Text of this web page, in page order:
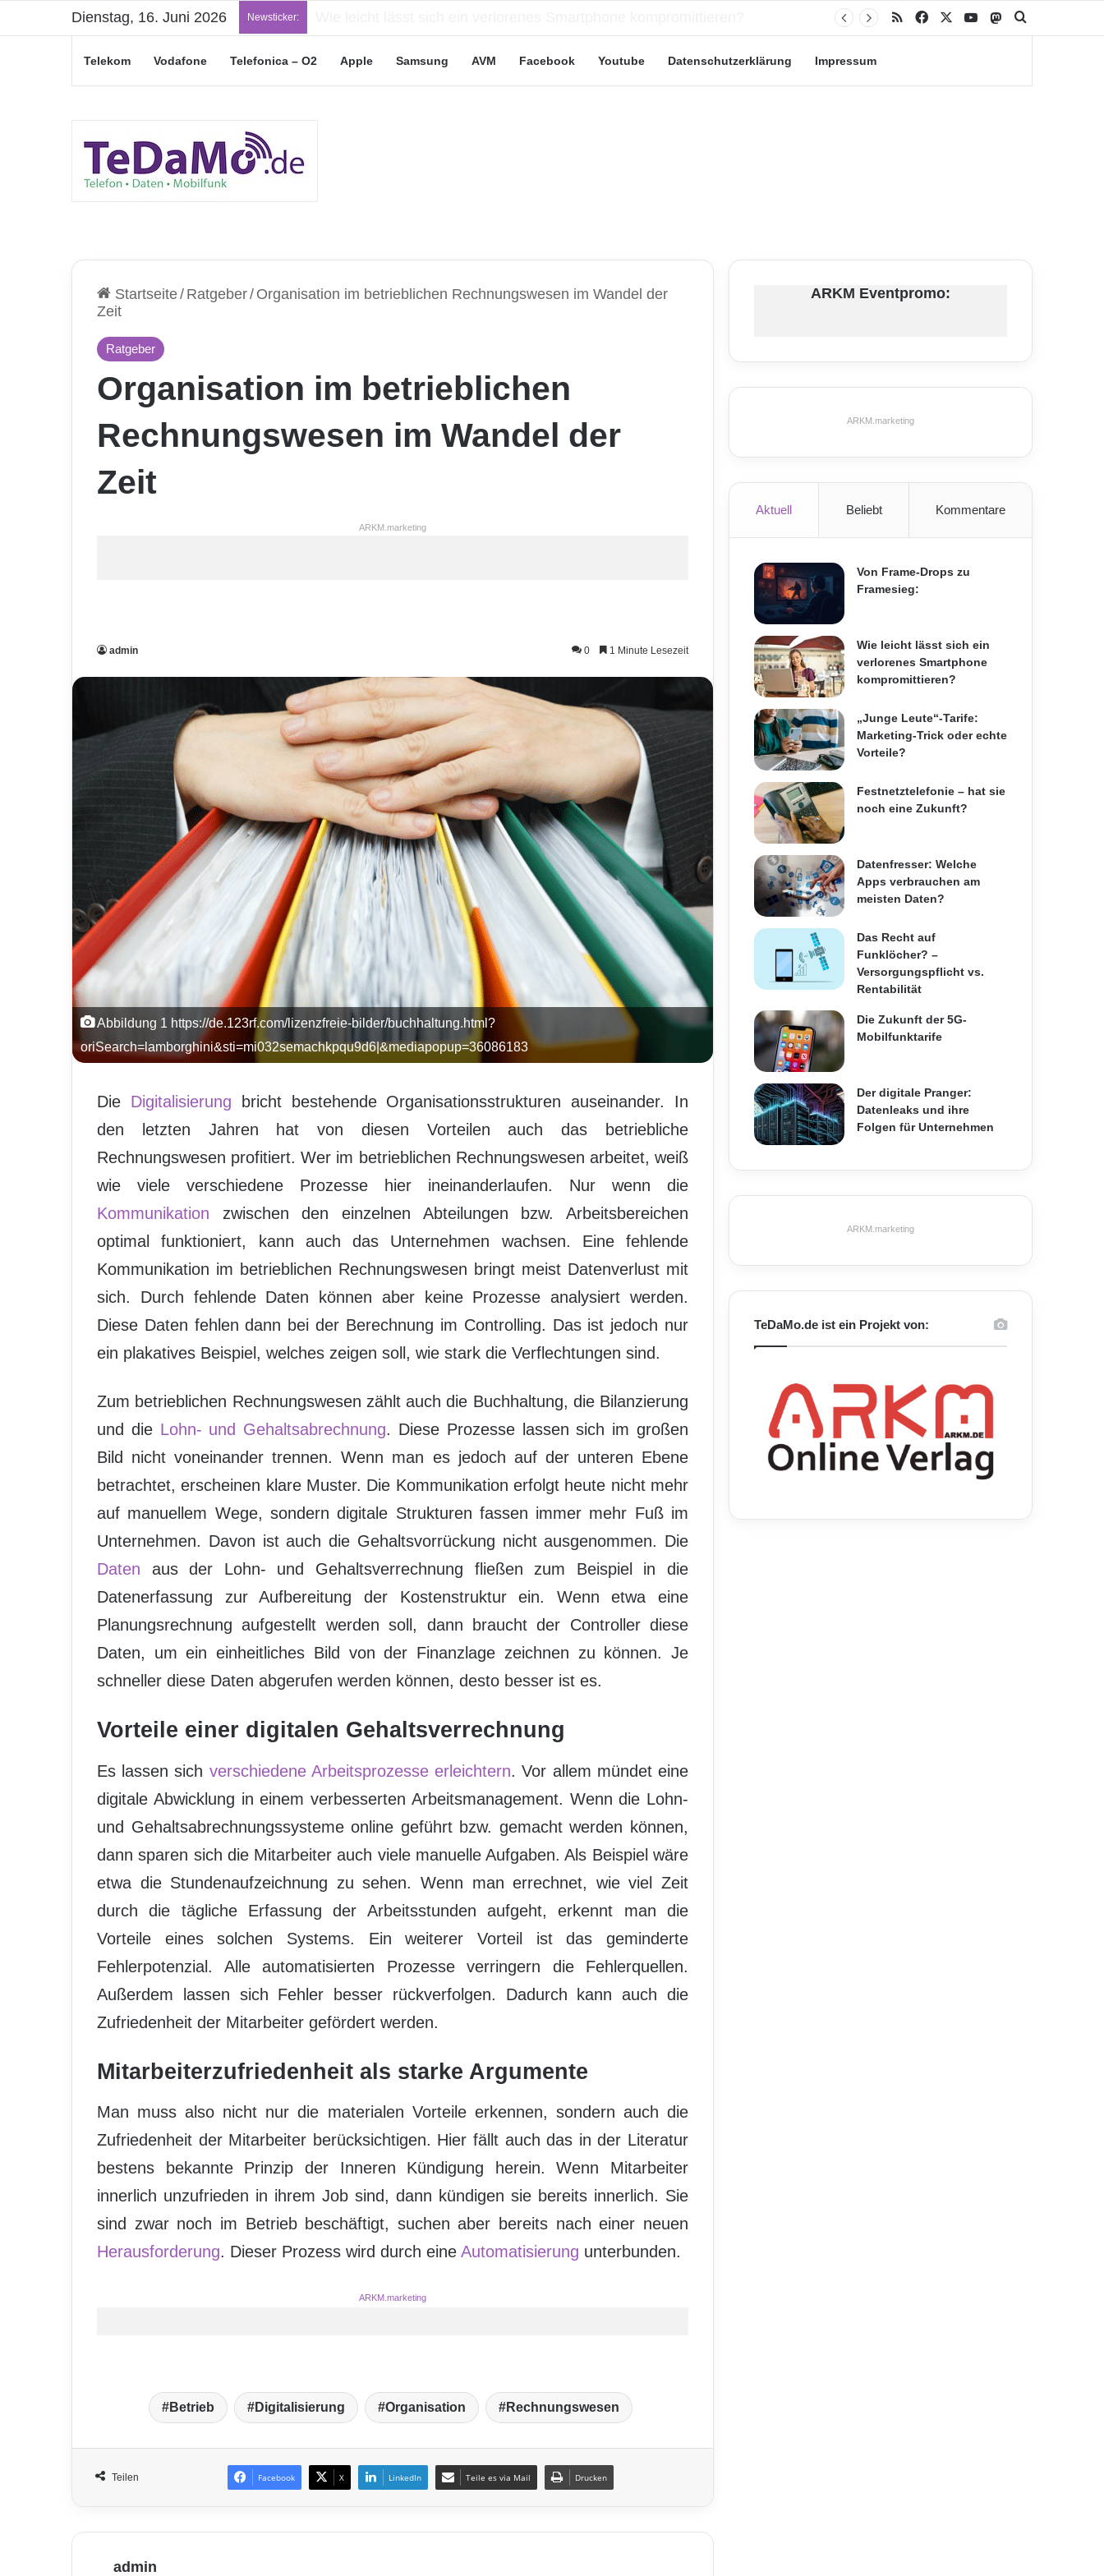
Dienstag, 16. Juni 2026 Newsticker: RSS Facebook YouTubeMastodon
Telekom Vodafone Telefonica – O2 Apple Samsung AVM Facebook Youtube Datenschutzerklärung Impressum
Startseite/ Ratgeber/ Organisation im betrieblichen Rechnungswesen im Wandel der
Zeit
Ratgeber
Organisation im betrieblichen
Rechnungswesen im Wandel der
Zeit
ARKM.marketing
admin 0 1 Minute Lesezeit
Abbildung 1 https://de.123rf.com/lizenzfreie-bilder/buchhaltung.html?
oriSearch=lamborghini&sti=mi032semachkpqu9d6|&mediapopup=36086183
Die Digitalisierung bricht bestehende Organisationsstrukturen auseinander. In
den letzten Jahren hat von diesen Vorteilen auch das betriebliche
Rechnungswesen profitiert. Wer im betrieblichen Rechnungswesen arbeitet, weiß
wie viele verschiedene Prozesse hier ineinanderlaufen. Nur wenn die
Kommunikation zwischen den einzelnen Abteilungen bzw. Arbeitsbereichen
optimal funktioniert, kann auch das Unternehmen wachsen. Eine fehlende
Kommunikation im betrieblichen Rechnungswesen bringt meist Datenverlust mit
sich. Durch fehlende Daten können aber keine Prozesse analysiert werden.
Diese Daten fehlen dann bei der Berechnung im Controlling. Das ist jedoch nur
ein plakatives Beispiel, welches zeigen soll, wie stark die Verflechtungen sind.
Zum betrieblichen Rechnungswesen zählt auch die Buchhaltung, die Bilanzierung
und die Lohn- und Gehaltsabrechnung. Diese Prozesse lassen sich im großen
Bild nicht voneinander trennen. Wenn man es jedoch auf der unteren Ebene
betrachtet, erscheinen klare Muster. Die Kommunikation erfolgt heute nicht mehr
auf manuellem Wege, sondern digitale Strukturen fassen immer mehr Fuß im
Unternehmen. Davon ist auch die Gehaltsvorrückung nicht ausgenommen. Die
Daten aus der Lohn- und Gehaltsverrechnung fließen zum Beispiel in die
Datenerfassung zur Aufbereitung der Kostenstruktur ein. Wenn etwa eine
Planungsrechnung aufgestellt werden soll, dann braucht der Controller diese
Daten, um ein einheitliches Bild von der Finanzlage zeichnen zu können. Je
schneller diese Daten abgerufen werden können, desto besser ist es.
Vorteile einer digitalen Gehaltsverrechnung
Es lassen sich verschiedene Arbeitsprozesse erleichtern. Vor allem mündet eine
digitale Abwicklung in einem verbesserten Arbeitsmanagement. Wenn die Lohn-
und Gehaltsabrechnungssysteme online geführt bzw. gemacht werden können,
dann sparen sich die Mitarbeiter auch viele manuelle Aufgaben. Als Beispiel wäre
etwa die Stundenaufzeichnung zu sehen. Wenn man errechnet, wie viel Zeit
durch die tägliche Erfassung der Arbeitsstunden aufgeht, erkennt man die
Vorteile eines solchen Systems. Ein weiterer Vorteil ist das geminderte
Fehlerpotenzial. Alle automatisierten Prozesse verringern die Fehlerquellen.
Außerdem lassen sich Fehler besser rückverfolgen. Dadurch kann auch die
Zufriedenheit der Mitarbeiter gefördert werden.
Mitarbeiterzufriedenheit als starke Argumente
Man muss also nicht nur die materialen Vorteile erkennen, sondern auch die
Zufriedenheit der Mitarbeiter berücksichtigen. Hier fällt auch das in der Literatur
bestens bekannte Prinzip der Inneren Kündigung herein. Wenn Mitarbeiter
innerlich unzufrieden in ihrem Job sind, dann kündigen sie bereits innerlich. Sie
sind zwar noch im Betrieb beschäftigt, suchen aber bereits nach einer neuen
Herausforderung. Dieser Prozess wird durch eine Automatisierung unterbunden.
ARKM.marketing
Betrieb Digitalisierung Organisation Rechnungswesen
Teilen Facebook X LinkedIn Teile es via Mail Drucken
admin
ARKM Eventpromo:
ARKM.marketing
Aktuell Beliebt Kommentare
Von Frame-Drops zu
Framesieg:
Wie leicht lässt sich ein
verlorenes Smartphone
kompromittieren?
„Junge Leute“-Tarife:
Marketing-Trick oder echte
Vorteile?
Festnetztelefonie – hat sie
noch eine Zukunft?
Datenfresser: Welche
Apps verbrauchen am
meisten Daten?
Das Recht auf
Funklöcher? –
Versorgungspflicht vs.
Rentabilität
Die Zukunft der 5G-
Mobilfunktarife
Der digitale Pranger:
Datenleaks und ihre
Folgen für Unternehmen
ARKM.marketing
TeDaMo.de ist ein Projekt von: